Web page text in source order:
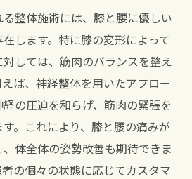
整体施術には、膝と腰に優しい
します。特に膝の変形によって
しては、筋肉のバランスを整え
ば、神経整体を用いたアプロー
の圧迫を和らげ、筋肉の緊張を
。これにより、膝と腰の痛みが
体全体の姿勢改善も期待できま
の個々の状態に応じてカスタマ